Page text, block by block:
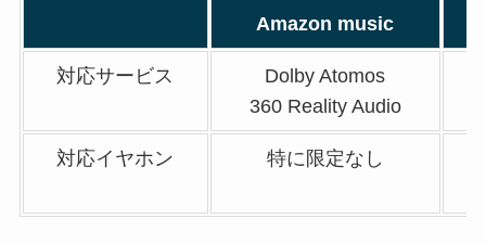
Amazon music
対応サービス
Dolby Atomos
360 Reality Audio
対応イヤホン 特に限定なし